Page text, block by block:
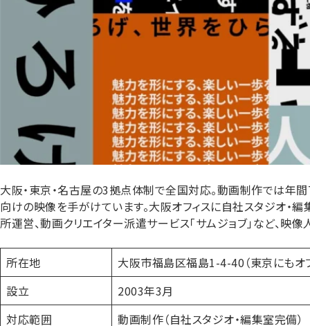
大阪・東京・名古屋の3拠点体制で全国対応。動画制作では年
向けの映像を手がけています。大阪オフィスに自社スタジオ・
所運営、動画クリエイター派遣サービス「サムジョブ」など、映
所在地
大阪市福島区福島1-4-40（東京にもオ
設立
2003年3月
対応範囲
動画制作（自社スタジオ・編集室完備）